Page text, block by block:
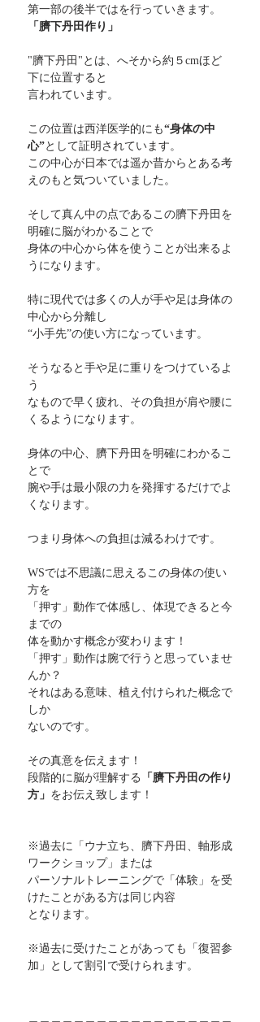
第一部の後半ではを行っていきます。
「臍下丹田作り」
"臍下丹田"とは、へそから約５cmほど
下に位置すると
言われています。
この位置は西洋医学的にも“身体の中
心”として証明されています。
この中心が日本では遥か昔からとある考
えのもと気ついていました。
そして真ん中の点であるこの臍下丹田を
明確に脳がわかることで
身体の中心から体を使うことが出来るよ
うになります。
特に現代では多くの人が手や足は身体の
中心から分離し
“小手先”の使い方になっています。
そうなると手や足に重りをつけているよ
う
なもので早く疲れ、その負担が肩や腰に
くるようになります。
身体の中心、臍下丹田を明確にわかるこ
とで
腕や手は最小限の力を発揮するだけでよ
くなります。
つまり身体への負担は減るわけです。
WSでは不思議に思えるこの身体の使い
方を
「押す」動作で体感し、体現できると今
までの
体を動かす概念が変わります！
「押す」動作は腕で行うと思っていませ
んか？
それはある意味、植え付けられた概念で
しか
ないのです。
その真意を伝えます！
段階的に脳が理解する
「臍下丹田の作り
方」 をお伝え致します！
※過去に「ウナ立ち、臍下丹田、軸形成
ワークショップ」または
パーソナルトレーニングで「体験」を受
けたことがある方は同じ内容
となります。
※過去に受けたことがあっても「復習参
加」として割引で受けられます。